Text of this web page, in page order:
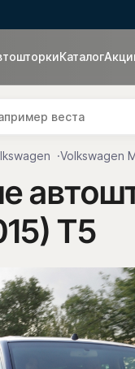
Каталог
Volkswagen
T5